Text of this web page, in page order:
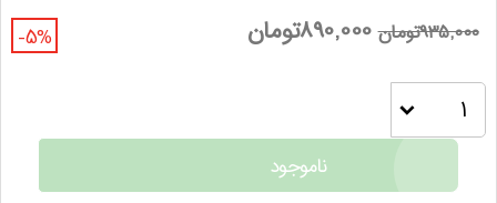
935,000تومان 890,000تومان -5%
ناموجود